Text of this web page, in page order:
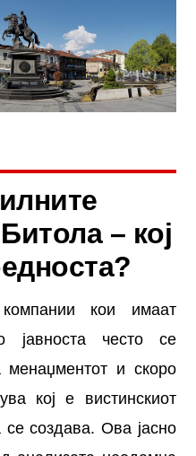
– кој
кои имаат
јавноста често се
менаџментот и скоро
кој е вистинскиот
се создава. Ова јасно